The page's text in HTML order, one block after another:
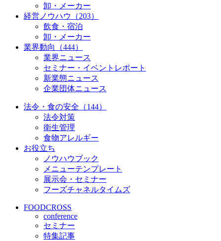
卸・メーカー
経営ノウハウ（203）
飲食・宿泊
卸・メーカー
業界動向（444）
業界ニュース
セミナー・イベントレポート
新業態ニュース
企業団体ニュース
法令・食の安全（144）
法令対策
衛生管理
食物アレルギー
お役立ち
ノウハウブック
メニューテンプレート
展示会・セミナー
フーズチャネルタイムズ
FOODCROSS
conference
セミナー
特集記事